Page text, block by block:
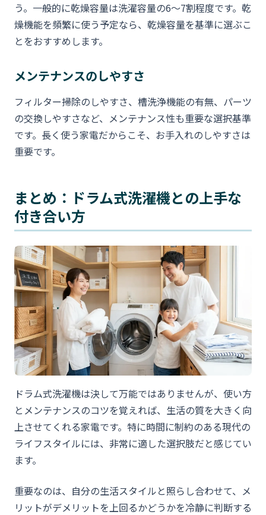
う。一般的に乾燥容量は洗濯容量の6〜7割程度です。乾
燥機能を頻繁に使う予定なら、乾燥容量を基準に選ぶこ
とをおすすめします。
メンテナンスのしやすさ
フィルター掃除のしやすさ、槽洗浄機能の有無、パーツ
の交換しやすさなど、メンテナンス性も重要な選択基準
です。長く使う家電だからこそ、お手入れのしやすさは
重要です。
まとめ：ドラム式洗濯機との上手な
付き合い方
ドラム式洗濯機は決して万能ではありませんが、使い方
とメンテナンスのコツを覚えれば、生活の質を大きく向
上させてくれる家電です。特に時間に制約のある現代の
ライフスタイルには、非常に適した選択肢だと感じてい
ます。
重要なのは、自分の生活スタイルと照らし合わせて、メ
リットがデメリットを上回るかどうかを冷静に判断する